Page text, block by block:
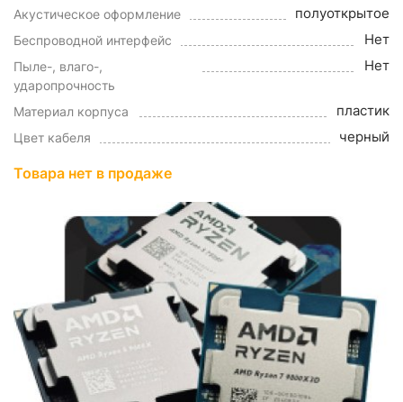
Акустическое оформление полуоткрытое
Беспроводной интерфейс Нет
Пыле-, влаго-,
ударопрочность
Нет
Материал корпуса пластик
Цвет кабеля черный
Товара нет в продаже